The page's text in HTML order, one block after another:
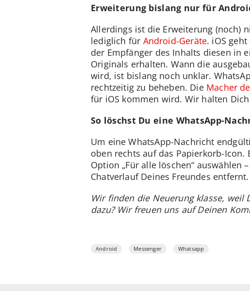
Erweiterung bislang nur für
Allerdings ist die Erweiterung (noch)
lediglich für Android-Geräte. iOS
der Empfänger des Inhalts diesen in
Originals erhalten. Wann die
wird, ist bislang noch unklar.
rechtzeitig zu beheben. Die Macher
für iOS kommen wird. Wir halten
So löschst Du eine WhatsApp-
Um eine WhatsApp-Nachricht
oben rechts auf das Papierkorb-
Option „Für alle löschen“
Chatverlauf Deines Freundes entfernt.
Wir finden die Neuerung klasse, weil
dazu? Wir freuen uns auf Deinen
Android Messenger Whatsapp